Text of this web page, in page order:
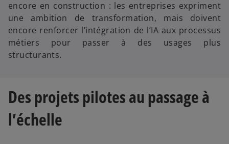
encore en construction : les entreprises expriment
une ambition de transformation, mais doivent
encore renforcer l’intégration de l’IA aux processus
métiers pour passer à des usages plus
structurants.
Des projets pilotes au passage à
l’échelle